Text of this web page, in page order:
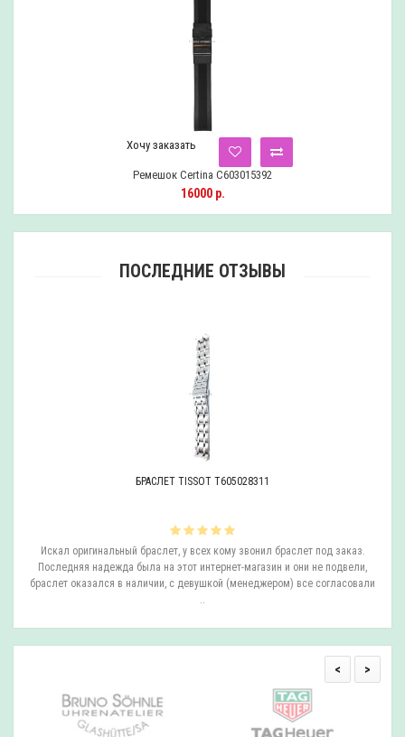
Хочу заказать
Ремешок Certina C603015392
16000 р.
ПОСЛЕДНИЕ ОТЗЫВЫ
БРАСЛЕТ TISSOT T605028311
Искал оригинальный браслет, у всех кому звонил браслет под заказ.
Последняя надежда была на этот интернет-магазин и они не подвели,
браслет оказался в наличии, с девушкой (менеджером) все согласовали
..
< >